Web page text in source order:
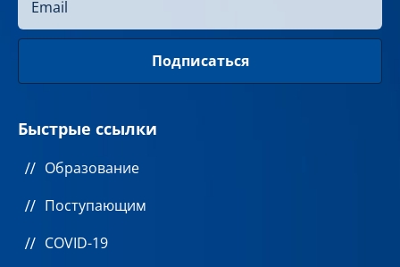
Быстрые ссылки
Образование
Поступающим
COVID-19